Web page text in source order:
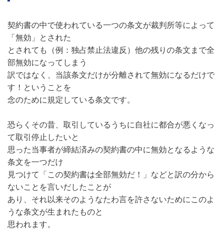
契約書の中で使われている一つの条文が裁判所等によって
「無効」とされた
とされても（例：独占禁止法違反）他の残りの条文まで全
部無効になってしまう
訳ではなく、当該条文だけが分離されて無効になるだけで
す！ということを
念のために規定している条文です。
恐らくその昔、取引しているうちに自社に都合が悪くなっ
て取引停止したいと
思った当事者が締結済みの契約書の中に無効となるような
条文を一つだけ
見つけて「この契約書は全部無効だ！」などと訳の分から
ないことを言いだしたことが
あり、それ以来そのようなたわ言を許さないためにこのよ
うな条文が生まれたものと
思われます。